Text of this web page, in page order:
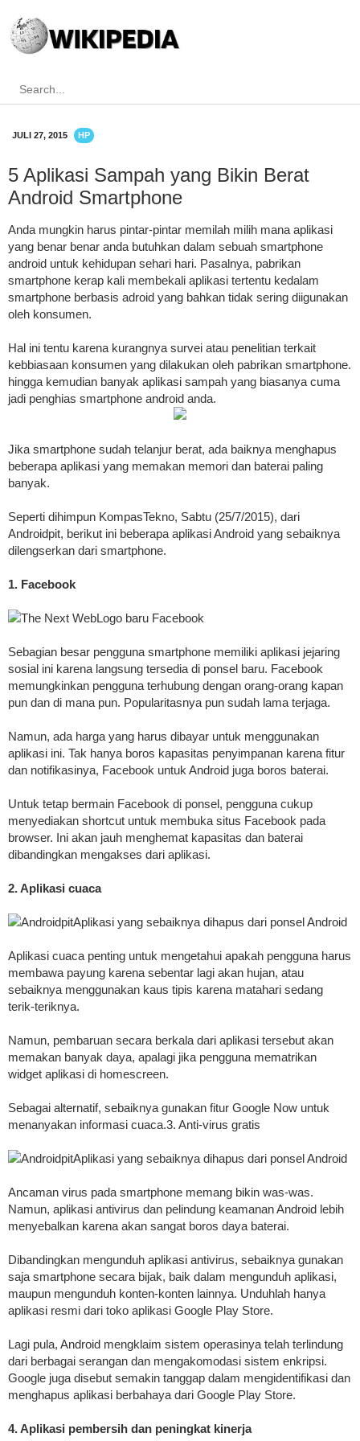
JULI 27, 2015 HP
5 Aplikasi Sampah yang Bikin Berat
Android Smartphone
Anda mungkin harus pintar-pintar memilah milih mana aplikasi
yang benar benar anda butuhkan dalam sebuah smartphone
android untuk kehidupan sehari hari. Pasalnya, pabrikan
smartphone kerap kali membekali aplikasi tertentu kedalam
smartphone berbasis adroid yang bahkan tidak sering diigunakan
oleh konsumen.
Hal ini tentu karena kurangnya survei atau penelitian terkait
kebbiasaan konsumen yang dilakukan oleh pabrikan smartphone.
hingga kemudian banyak aplikasi sampah yang biasanya cuma
jadi penghias smartphone android anda.
Jika smartphone sudah telanjur berat, ada baiknya menghapus
beberapa aplikasi yang memakan memori dan baterai paling
banyak.
Seperti dihimpun KompasTekno, Sabtu (25/7/2015), dari
Androidpit, berikut ini beberapa aplikasi Android yang sebaiknya
dilengserkan dari smartphone.
1. Facebook
The Next WebLogo baru Facebook
Sebagian besar pengguna smartphone memiliki aplikasi jejaring
sosial ini karena langsung tersedia di ponsel baru. Facebook
memungkinkan pengguna terhubung dengan orang-orang kapan
pun dan di mana pun. Popularitasnya pun sudah lama terjaga.
Namun, ada harga yang harus dibayar untuk menggunakan
aplikasi ini. Tak hanya boros kapasitas penyimpanan karena fitur
dan notifikasinya, Facebook untuk Android juga boros baterai.
Untuk tetap bermain Facebook di ponsel, pengguna cukup
menyediakan shortcut untuk membuka situs Facebook pada
browser. Ini akan jauh menghemat kapasitas dan baterai
dibandingkan mengakses dari aplikasi.
2. Aplikasi cuaca
AndroidpitAplikasi yang sebaiknya dihapus dari ponsel Android
Aplikasi cuaca penting untuk mengetahui apakah pengguna harus
membawa payung karena sebentar lagi akan hujan, atau
sebaiknya menggunakan kaus tipis karena matahari sedang
terik-teriknya.
Namun, pembaruan secara berkala dari aplikasi tersebut akan
memakan banyak daya, apalagi jika pengguna mematrikan
widget aplikasi di homescreen.
Sebagai alternatif, sebaiknya gunakan fitur Google Now untuk
menanyakan informasi cuaca.3. Anti-virus gratis
AndroidpitAplikasi yang sebaiknya dihapus dari ponsel Android
Ancaman virus pada smartphone memang bikin was-was.
Namun, aplikasi antivirus dan pelindung keamanan Android lebih
menyebalkan karena akan sangat boros daya baterai.
Dibandingkan mengunduh aplikasi antivirus, sebaiknya gunakan
saja smartphone secara bijak, baik dalam mengunduh aplikasi,
maupun mengunduh konten-konten lainnya. Unduhlah hanya
aplikasi resmi dari toko aplikasi Google Play Store.
Lagi pula, Android mengklaim sistem operasinya telah terlindung
dari berbagai serangan dan mengakomodasi sistem enkripsi.
Google juga disebut semakin tanggap dalam mengidentifikasi dan
menghapus aplikasi berbahaya dari Google Play Store.
4. Aplikasi pembersih dan peningkat kinerja